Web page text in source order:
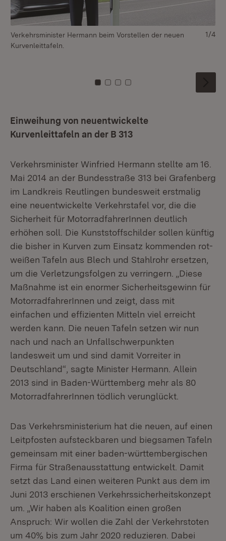
Verkehrsminister Hermann beim Vorstellen der neuen
Kurvenleittafeln.
Zu Kachel: 0
Zu Kachel: 1
Zu Kachel: 2
Zu Kachel: 3
1/4
Einweihung von neuentwickelte
Kurvenleittafeln an der B 313
Verkehrsminister Winfried Hermann stellte am 16.
Mai 2014 an der Bundesstraße 313 bei Grafenberg
im Landkreis Reutlingen bundesweit erstmalig
eine neuentwickelte Verkehrstafel vor, die die
Sicherheit für MotorradfahrerInnen deutlich
erhöhen soll. Die Kunststoffschilder sollen künftig
die bisher in Kurven zum Einsatz kommenden rot-
weißen Tafeln aus Blech und Stahlrohr ersetzen,
um die Verletzungsfolgen zu verringern. „Diese
Maßnahme ist ein enormer Sicherheitsgewinn für
MotorradfahrerInnen und zeigt, dass mit
einfachen und effizienten Mitteln viel erreicht
werden kann. Die neuen Tafeln setzen wir nun
nach und nach an Unfallschwerpunkten
landesweit um und sind damit Vorreiter in
Deutschland“, sagte Minister Hermann. Allein
2013 sind in Baden-Württemberg mehr als 80
MotorradfahrerInnen tödlich verunglückt.
Das Verkehrsministerium hat die neuen, auf einen
Leitpfosten aufsteckbaren und biegsamen Tafeln
gemeinsam mit einer baden-württembergischen
Firma für Straßenausstattung entwickelt. Damit
setzt das Land einen weiteren Punkt aus dem im
Juni 2013 erschienen Verkehrssicherheitskonzept
um. „Wir haben als Koalition einen großen
Anspruch: Wir wollen die Zahl der Verkehrstoten
um 40% bis zum Jahr 2020 reduzieren. Dabei